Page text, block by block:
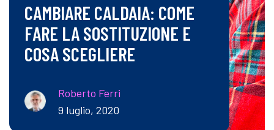
CAMBIARE CALDAIA: COME
FARE LA SOSTITUZIONE E
COSA SCEGLIERE
Roberto Ferri
9 luglio, 2020